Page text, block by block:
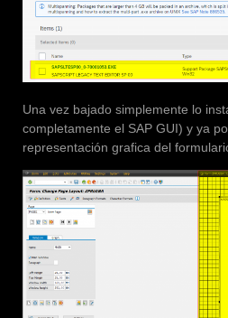
Una vez bajado simplemente lo
completamente el SAP GUI) y ya
representación grafica del